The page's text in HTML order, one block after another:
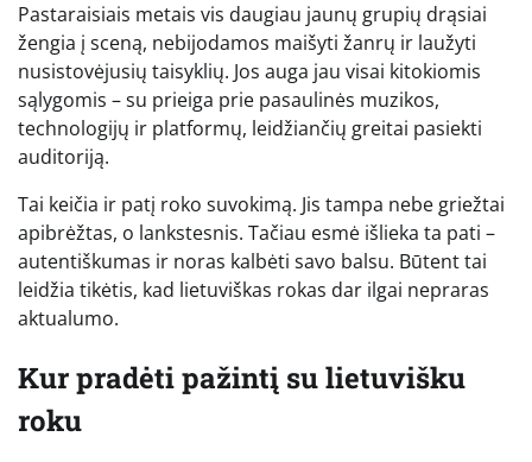
Pastaraisiais metais vis daugiau jaunų grupių drąsiai
žengia į sceną, nebijodamos maišyti žanrų ir laužyti
nusistovėjusių taisyklių. Jos auga jau visai kitokiomis
sąlygomis – su prieiga prie pasaulinės muzikos,
technologijų ir platformų, leidžiančių greitai pasiekti
auditoriją.
Tai keičia ir patį roko suvokimą. Jis tampa nebe griežtai
apibrėžtas, o lankstesnis. Tačiau esmė išlieka ta pati –
autentiškumas ir noras kalbėti savo balsu. Būtent tai
leidžia tikėtis, kad lietuviškas rokas dar ilgai nepraras
aktualumo.
Kur pradėti pažintį su lietuvišku
roku